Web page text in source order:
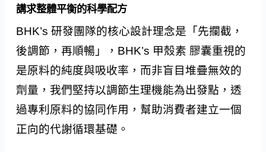
講求整體平衡的科學配方
BHK’s 研發團隊的核心設計理念是「先攔截，
後調節，再順暢」，BHK’s 甲殼素 膠囊重視的
是原料的純度與吸收率，而非盲目堆疊無效的
劑量，我們堅持以調節生理機能為出發點，透
過專利原料的協同作用，幫助消費者建立一個
正向的代謝循環基礎。